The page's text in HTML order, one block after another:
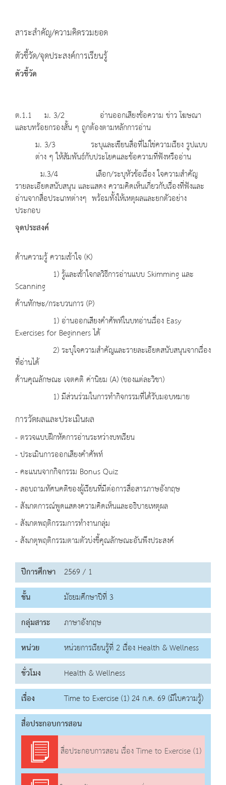
สาระสำคัญ/ความคิดรวมยอด
ตัวชี้วัด/จุดประสงค์การเรียนรู้
ตัวชี้วัด
ต.1.1 ม. 3/2 อ่านออกเสียงข้อความ ข่าว โฆษณา
และบทร้อยกรองสั้น ๆ ถูกต้องตามหลักการอ่าน
ม. 3/3 ระบุและเขียนสื่อที่ไม่ใช่ความเรียง รูปแบบ
ต่าง ๆ ให้สัมพันธ์กับประโยคและข้อความที่ฟังหรืออ่าน
ม.3/4 เลือก/ระบุหัวข้อเรื่อง ใจความสำคัญ
รายละเอียดสนับสนุน และแสดง ความคิดเห็นเกี่ยวกับเรื่องที่ฟังและ
อ่านจากสื่อประเภทต่างๆ พร้อมทั้งให้เหตุผลและยกตัวอย่าง
ประกอบ
จุดประสงค์
ด้านความรู้ ความเข้าใจ (K)
1) รู้และเข้าใจกลวิธีการอ่านแบบ Skimming และ
Scanning
ด้านทักษะ/กระบวนการ (P)
1) อ่านออกเสียงคำศัพท์ในบทอ่านเรื่อง Easy
Exercises for Beginners ได้
2) ระบุใจความสำคัญและรายละเอียดสนับสนุนจากเรื่อง
ที่อ่านได้
ด้านคุณลักษณะ เจตคติ ค่านิยม (A) (ของแต่ละวิชา)
1) มีส่วนร่วมในการทำกิจกรรมที่ได้รับมอบหมาย
การวัดผลและประเมินผล
- ตรวจแบบฝึกหัดการอ่านระหว่างบทเรียน
- ประเมินการออกเสียงคำศัพท์
- คะแนนจากกิจกรรม Bonus Quiz
- สอบถามทัศนคติของผู้เรียนที่มีต่อการสื่อสารภาษอังกฤษ
- สังเกตการณ์พูดแสดงความคิดเห็นและอธิบายเหตุผล
- สังเกตพฤติกรรมการทำงานกลุ่ม
- สังเกตุพฤติกรรมตามตัวบ่งชี้คุณลักษณะอันพึงประสงค์
ปีการศึกษา 2569 / 1
ชั้น
มัธยมศึกษาปีที่ 3
กลุ่มสาระ
ภาษาอังกฤษ
หน่วย
หน่วยการเรียนรู้ที่ 2 เรื่อง Health & Wellness
ชั่วโมง
Health & Wellness
เรื่อง
Time to Exercise (1) 24 ก.ค. 69 (มีใบความรู้)
สื่อประกอบการสอน
สื่อประกอบการสอน เรื่อง Time to Exercise (1)